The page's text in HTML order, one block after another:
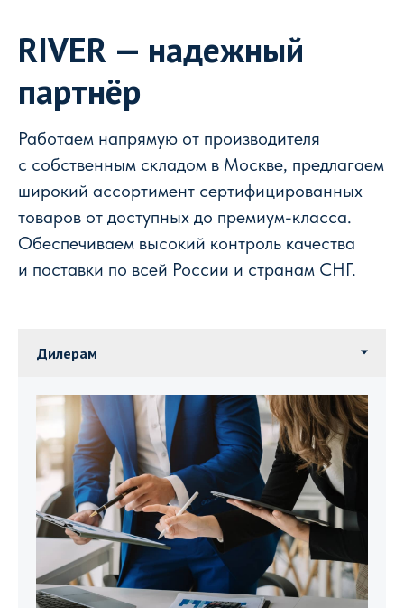
RIVER — надежный
партнёр
Работаем напрямую от производителя
с собственным складом в Москве, предлагаем
широкий ассортимент сертифицированных
товаров от доступных до премиум-класса.
Обеспечиваем высокий контроль качества
и поставки по всей России и странам СНГ.